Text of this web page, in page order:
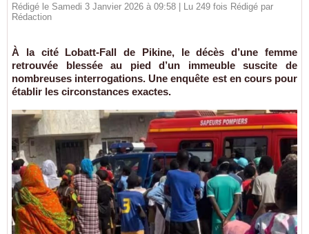
Rédigé le Samedi 3 Janvier 2026 à 09:58 | Lu 249 fois Rédigé par
Rédaction
À la cité Lobatt-Fall de Pikine, le décès d’une femme
retrouvée blessée au pied d’un immeuble suscite de
nombreuses interrogations. Une enquête est en cours pour
établir les circonstances exactes.